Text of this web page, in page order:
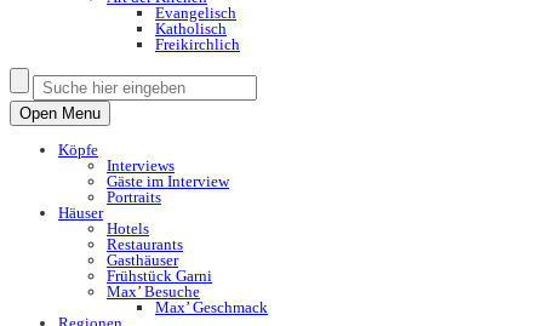
Evangelisch
Katholisch
Freikirchlich
Open Menu
Köpfe
Interviews
Gäste im Interview
Portraits
Häuser
Hotels
Restaurants
Gasthäuser
Frühstück Garni
Max’ Besuche
Max’ Geschmack